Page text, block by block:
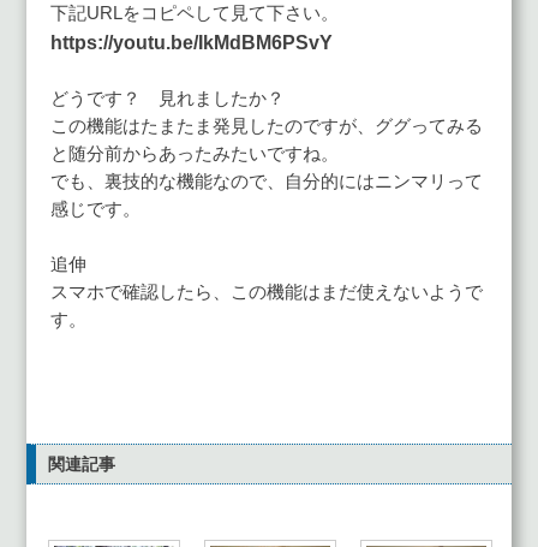
下記URLをコピペして見て下さい。
https://youtu.be/IkMdBM6PSvY
どうです？ 見れましたか？
この機能はたまたま発見したのですが、ググってみる
と随分前からあったみたいですね。
でも、裏技的な機能なので、自分的にはニンマリって
感じです。
追伸
スマホで確認したら、この機能はまだ使えないようで
す。
関連記事